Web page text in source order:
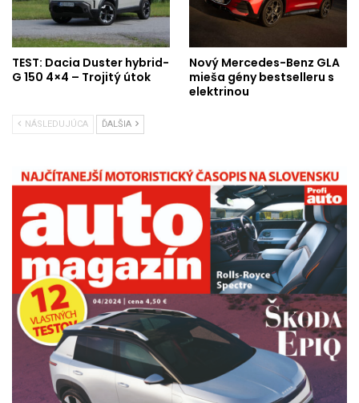
TEST: Dacia Duster hybrid-
G 150 4×4 – Trojitý útok
Nový Mercedes-Benz GLA
mieša gény bestselleru s
elektrinou
NÁSLEDUJÚCA ĎALŠIA